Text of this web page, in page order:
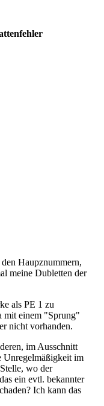
Haupznummern,
meine Dubletten der
als PE 1 zu
mit einem "Sprung"
nicht vorhanden.
im Ausschnitt
Unregelmäßigkeit im
wo der
ein evtl. bekannter
Ich kann das